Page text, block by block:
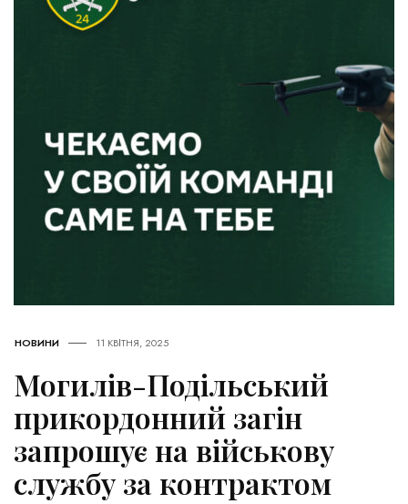
НОВИНИ 11 КВІТНЯ, 2025
Могилів-Подільський
прикордонний загін
запрошує на військову
службу за контрактом